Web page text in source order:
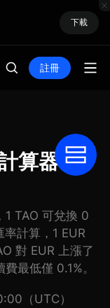
下載
註冊
算器: 把
TAO 可兌換 0
計算，1 EUR
對 EUR 上漲了
最低僅 0.1%。
（UTC）